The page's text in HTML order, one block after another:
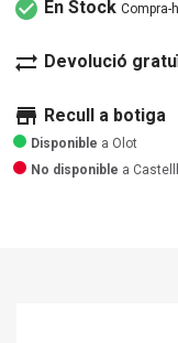
check_circle En Stock Compra-
sync_alt Devolució
store Recull a botiga
Disponible a Olot
No disponible a